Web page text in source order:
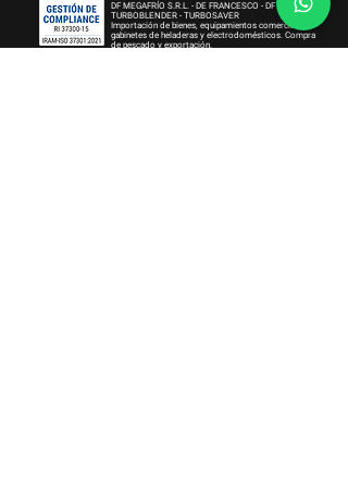
DF MEGAFRÍO S.R.L. - DE FRANCESCO - DF FOOD -
TURBOBLENDER - TURBOSAVER
Importación de bienes, equipamientos comerciales,
gabinetes de heladeras y electrodomésticos. Compra
de pescado y exportación.